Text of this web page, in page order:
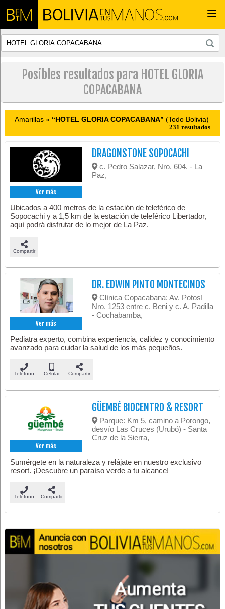
Posibles resultados para HOTEL GLORIA
COPACABANA
Amarillas » “HOTEL GLORIA COPACABANA” (Todo Bolivia)
231 resultados
Ver más
DRAGONSTONE SOPOCACHI
c. Pedro Salazar, Nro. 604. - La
Paz,
Ubicados a 400 metros de la estación de teleférico de
Sopocachi y a 1,5 km de la estación de teleférico Libertador,
aquí podrá disfrutar de lo mejor de La Paz.
Compartir
Ver más
DR. EDWIN PINTO MONTECINOS
Clínica Copacabana: Av. Potosí
Nro. 1253 entre c. Beni y c. A. Padilla
- Cochabamba,
Pediatra experto, combina experiencia, calidez y conocimiento
avanzado para cuidar la salud de los más pequeños.
Teléfono Celular Compartir
Ver más
GÜEMBÉ BIOCENTRO & RESORT
Parque: Km 5, camino a Porongo,
desvío Las Cruces (Urubó) - Santa
Cruz de la Sierra,
Sumérgete en la naturaleza y relájate en nuestro exclusivo
resort. ¡Descubre un paraíso verde a tu alcance!
Teléfono Compartir